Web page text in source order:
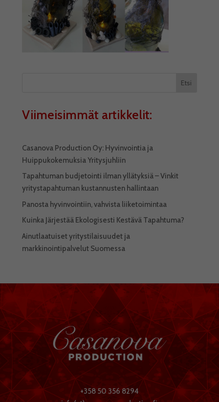
Etsi
Viimeisimmät artikkelit:
Casanova Production Oy: Hyvinvointia ja
Huippukokemuksia Yritysjuhliin
Tapahtuman budjetointi ilman yllätyksiä – Vinkit
yritystapahtuman kustannusten hallintaan
Panosta hyvinvointiin, vahvista liiketoimintaa
Kuinka Järjestää Ekologisesti Kestävä Tapahtuma?
Ainutlaatuiset yritystilaisuudet ja
markkinointipalvelut Suomessa
+358 50 356 8294